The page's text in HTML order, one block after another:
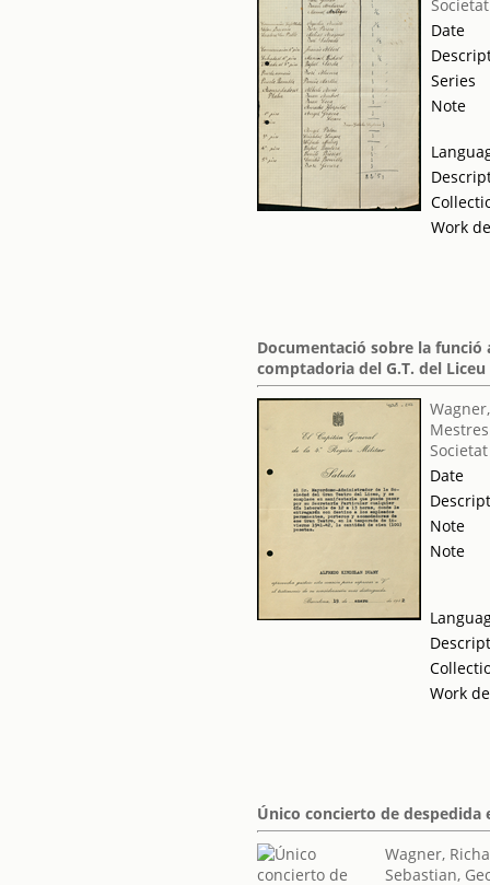
Date
Series
Note
Work
Documentació sobre la
comptadoria del G.T. del Liceu
Date
Note
Note
Work
Único concierto de despedida
Wagner,
Sebastian,